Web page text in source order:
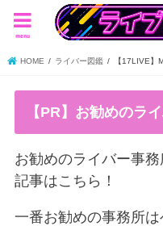
menu
HOME ライバー図鑑 【17LIVE】
【PR】お勧めのラ
お勧めのライバー事
記事はこちら！
一番お勧めの事務所は